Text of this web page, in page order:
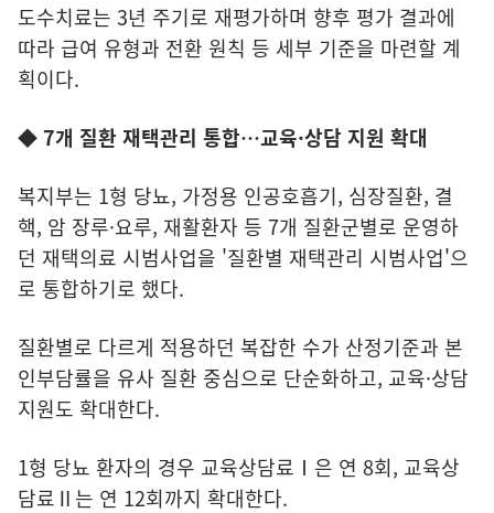
도수치료는 3년 주기로 재평가하며 향후 평가 결과에
따라 급여 유형과 전환 원칙 등 세부 기준을 마련할 계
획이다.
◆ 7개 질환 재택관리 통합…교육·상담 지원 확대
복지부는 1형 당뇨, 가정용 인공호흡기, 심장질환, 결
핵, 암 장루·요루, 재활환자 등 7개 질환군별로 운영하
던 재택의료 시범사업을 '질환별 재택관리 시범사업'으
로 통합하기로 했다.
질환별로 다르게 적용하던 복잡한 수가 산정기준과 본
인부담률을 유사 질환 중심으로 단순화하고, 교육·상담
지원도 확대한다.
1형 당뇨 환자의 경우 교육상담료Ⅰ은 연 8회, 교육상
담료Ⅱ는 연 12회까지 확대한다.